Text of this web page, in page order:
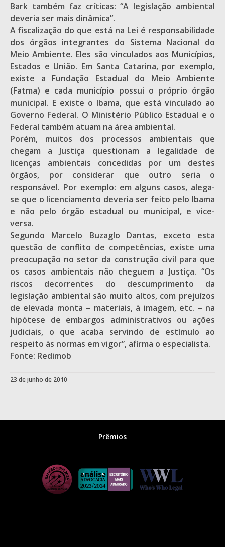
Bark também faz críticas: “A legislação ambiental
deveria ser mais dinâmica”.
A fiscalização do que está na Lei é responsabilidade
dos órgãos integrantes do Sistema Nacional do
Meio Ambiente. Eles são vinculados aos Municípios,
Estados e União. Em Santa Catarina, por exemplo,
existe a Fundação Estadual do Meio Ambiente
(Fatma) e cada município possui o próprio órgão
municipal. E existe o Ibama, que está vinculado ao
Governo Federal. O Ministério Público Estadual e o
Federal também atuam na área ambiental.
Porém, muitos dos processos ambientais que
chegam a Justiça questionam a legalidade de
licenças ambientais concedidas por um destes
órgãos, por considerar que outro seria o
responsável. Por exemplo: em alguns casos, alega-
se que o licenciamento deveria ser feito pelo Ibama
e não pelo órgão estadual ou municipal, e vice-
versa.
Segundo Marcelo Buzaglo Dantas, exceto esta
questão de conflito de competências, existe uma
preocupação no setor da construção civil para que
os casos ambientais não cheguem a Justiça. “Os
riscos decorrentes do descumprimento da
legislação ambiental são muito altos, com prejuízos
de elevada monta – materiais, à imagem, etc. – na
hipótese de embargos administrativos ou ações
judiciais, o que acaba servindo de estímulo ao
respeito às normas em vigor”, afirma o especialista.
Fonte: Redimob
23 de junho de 2010
Prêmios